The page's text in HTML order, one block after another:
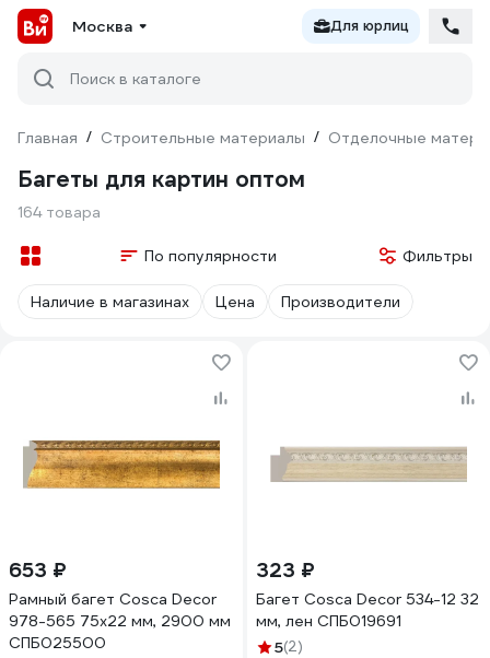
Москва Для юрлиц
Поиск в каталоге
Главная / Строительные материалы / Отделочные
Багеты для картин оптом
164 товара
По популярности Фильтры
Наличие в магазинах Цена Производители
653 ₽
Рамный багет Cosca Decor
978-565 75x22 мм, 2900 мм
СПБ025500
323 ₽
Багет Cosca Decor 534-12 32
мм, лен СПБ019691
5(2)